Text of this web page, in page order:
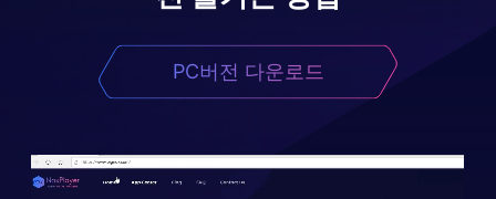
PC버전 다운로드